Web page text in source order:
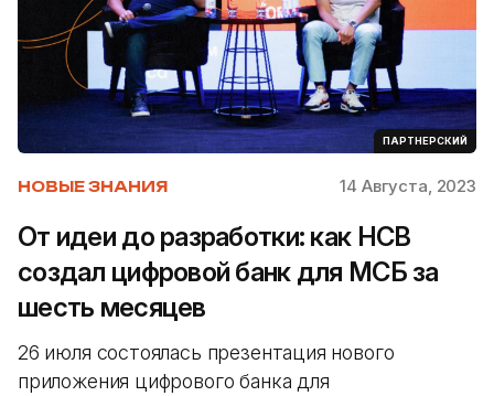
ПАРТНЕРСКИЙ
НОВЫЕ ЗНАНИЯ 14 Августа, 2023
От идеи до разработки: как НСB
создал цифровой банк для МСБ за
шесть месяцев
26 июля состоялась презентация нового
приложения цифрового банка для